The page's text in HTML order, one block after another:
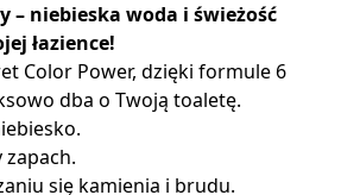
– niebieska woda i świeżość
łazience!
Color Power, dzięki formule 6
dba o Twoją toaletę.
zapach.
się kamienia i brudu.